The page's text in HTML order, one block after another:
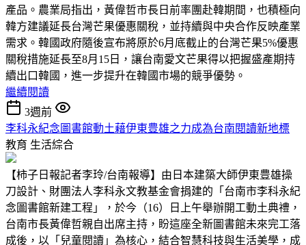
產品。農業局指出，黃偉哲市長日前率團赴韓期間，也積極向
韓方建議延長台灣芒果優惠關稅，並持續與中央合作反映產業
需求。韓國政府隨後宣布將原於6月底截止的台灣芒果5%優惠
關稅措施延長至8月15日，讓台南愛文芒果得以把握盛產期持
續出口韓國，進一步提升在韓國市場的競爭優勢。
繼續閱讀
3週前
李科永紀念圖書館動土藉伊東豊雄之力成為台南閱讀新地標
教育 生活綜合
【柿子日報記者李玲/台南報導】由日本建築大師伊東豊雄操
刀設計、財團法人李科永文教基金會捐建的「台南市李科永紀
念圖書館新建工程」，於今（16）日上午舉辦開工動土典禮，
台南市長黃偉哲親自出席主持，盼這座全新圖書館未來完工落
成後，以「兒童閱讀」為核心，結合智慧科技與生活美學，成